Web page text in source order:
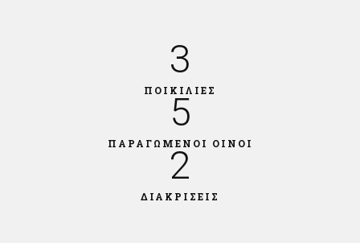
3
ΠΟΙΚΙΛΙΕΣ
5
ΠΑΡΑΓΩΜΕΝΟΙ ΟΙΝΟΙ
2
ΔΙΑΚΡΙΣΕΙΣ